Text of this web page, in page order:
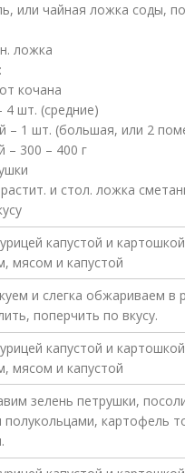
или чайная ложка соды,
ложка
кочана
шт. (средние)
– 1 шт. (большая, или 2
– 300 – 400 г
и стол. ложка
и слегка обжариваем в
поперчить по вкусу.
зелень петрушки,
картофель